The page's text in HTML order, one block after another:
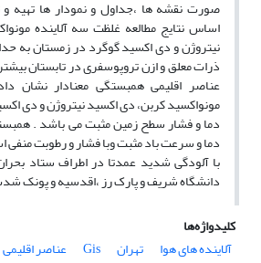
صورت نقشه‌ ها ،جداول و نمودار ها
اساس نتایج مطالعه غلظت سه آلاینده
نیتروژن و دی اکسید گوگرد در زمستان به
ذرات معلق و ازن تروپوسفری در تابستان
عناصر اقلیمی همبستگی معنادار نشان
مونواکسید کربن، دی اکسید نیتروژن و دی
دما و فشار سطح زمین مثبت می باشد .
دما و سرعت باد مثبت وبا فشار و رطوبت منفی
دانشگاه شریف و پارک رز ،اقدسیه و پونک
کلیدواژه‌ها
آلاینده های هوا
تهران Gis عناصر اقلیمی